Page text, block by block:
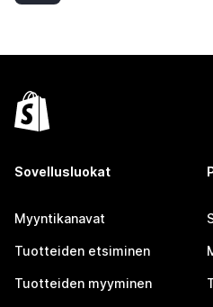
Sovellusluokat
Myyntikanavat
Tuotteiden etsiminen
Tuotteiden myyminen